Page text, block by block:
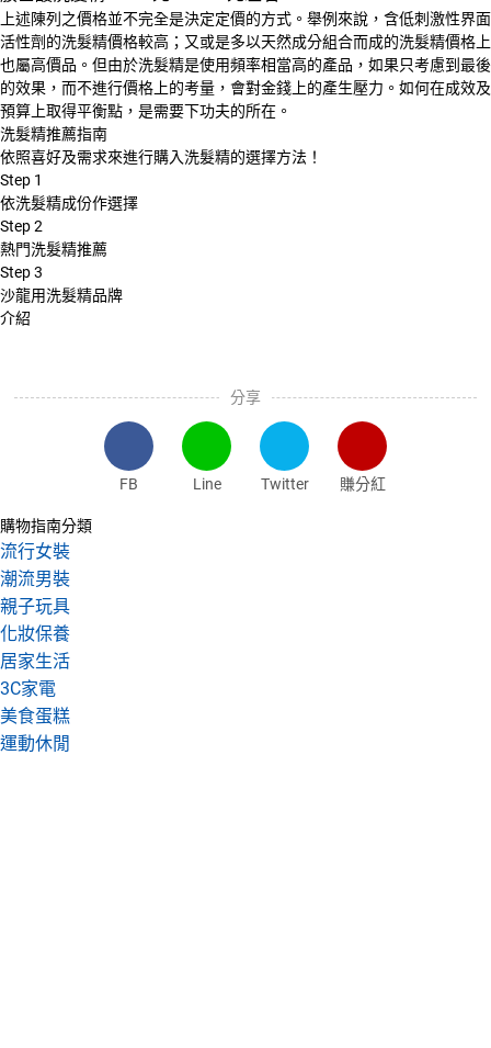
上述陳列之價格並不完全是決定定價的方式。舉例來說，含低刺激性界面
活性劑的洗髮精價格較高；又或是多以天然成分組合而成的洗髮精價格上
也屬高價品。但由於洗髮精是使用頻率相當高的產品，如果只考慮到最後
的效果，而不進行價格上的考量，會對金錢上的產生壓力。如何在成效及
預算上取得平衡點，是需要下功夫的所在。
洗髮精推薦指南
依照喜好及需求來進行購入洗髮精的選擇方法！
Step 1
依洗髮精成份作選擇
Step2
熱門洗髮精推薦
Step3
沙龍用洗髮精品牌
介紹
分享
FB Line Twitter 賺分紅
購物指南分類
流行女裝
潮流男裝
親子玩具
化妝保養
居家生活
3C家電
美食蛋糕
運動休閒